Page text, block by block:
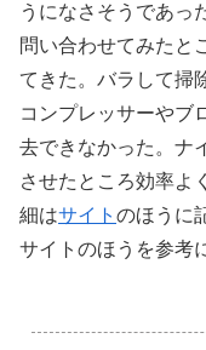
うになさそうであっ
問い合わせてみたと
てきた。バラして掃
コンプレッサーやブ
去できなかった。ナ
させたところ効率よ
細はサイト のほうに
サイトのほうを参考